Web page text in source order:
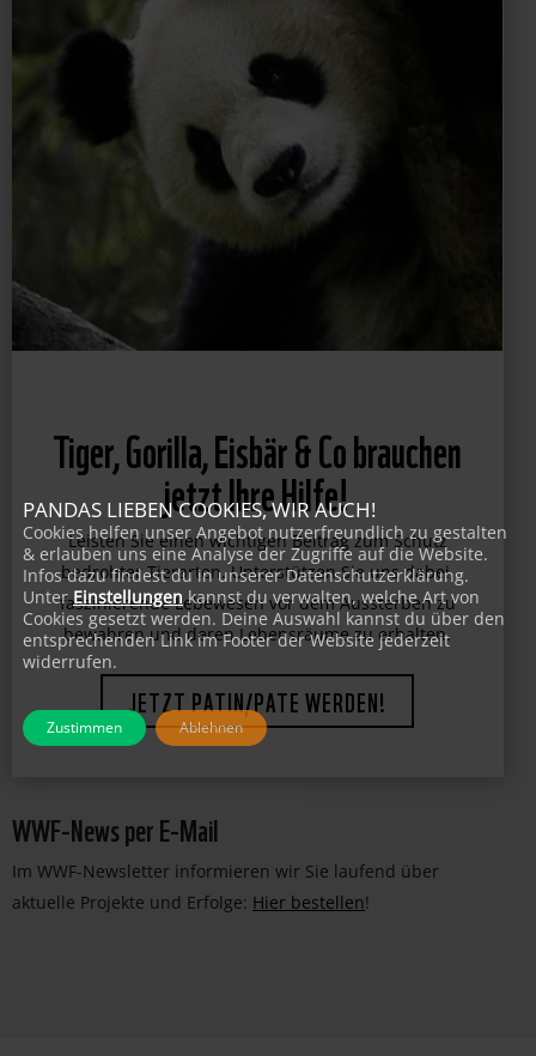
Tiger, Gorilla, Eisbär & Co brauchen
jetzt Ihre Hilfe!
Leisten Sie einen wichtigen Beitrag zum Schutz
bedrohter Tierarten. Unterstützen Sie uns dabei,
faszinierende Lebewesen vor dem Aussterben zu
bewahren und deren Lebensräume zu erhalten.
JETZT PATIN/PATE WERDEN!
WWF-News per E-Mail
Im WWF-Newsletter informieren wir Sie laufend über
aktuelle Projekte und Erfolge: Hier bestellen!
PANDAS LIEBEN COOKIES, WIR AUCH!
Cookies helfen unser Angebot nutzerfreundlich zu gestalten
& erlauben uns eine Analyse der Zugriffe auf die Website.
Infos dazu findest du in unserer Datenschutzerklärung.
UnterEinstellungen kannst du verwalten, welche Art von
Cookies gesetzt werden. Deine Auswahl kannst du über den
entsprechenden Link im Footer der Website jederzeit
widerrufen.
Zustimmen Ablehnen